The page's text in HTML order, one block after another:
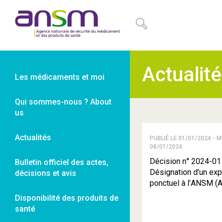
Les médicaments et moi
Qui sommes-nous ? About
us
Actualités
Bulletin officiel des actes,
décisions et avis
Disponibilité des produits de
santé
PUBLIÉ LE 01/01/2024 -
08/01/2024
Décision n° 2024-
Désignation d’un
ponctuel à l’ANSM